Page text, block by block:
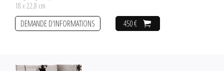
18 x 22,8 cm
450 €
DEMANDE D'INFORMATIONS